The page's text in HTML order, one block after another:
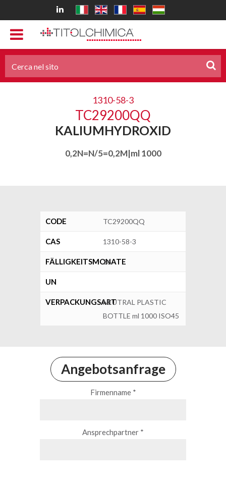
1310-58-3
TC29200QQ
KALIUMHYDROXID
0,2N=N/5=0,2M|ml 1000
CODE TC29200QQ
CAS 1310-58-3
FÄLLIGKEITSMONATE
36
UN
VERPACKUNGSARTNEUTRAL PLASTIC
BOTTLE ml 1000 ISO45
Angebotsanfrage
Firmenname *
Ansprechpartner *